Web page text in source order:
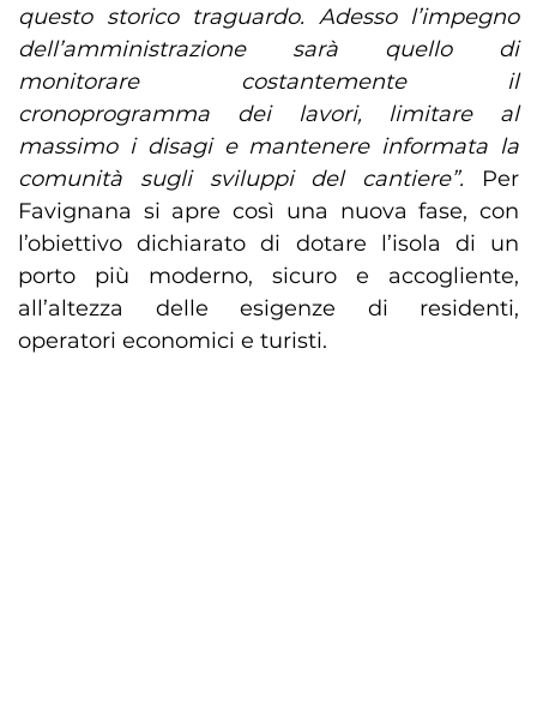
questo storico traguardo. Adesso l’impegno
dell’amministrazione sarà quello di
monitorare costantemente il
cronoprogramma dei lavori, limitare al
massimo i disagi e mantenere informata la
comunità sugli sviluppi del cantiere”. Per
Favignana si apre così una nuova fase, con
l’obiettivo dichiarato di dotare l’isola di un
porto più moderno, sicuro e accogliente,
all’altezza delle esigenze di residenti,
operatori economici e turisti.